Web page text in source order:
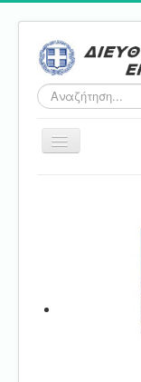
Αναζήτηση...
Εναλλαγή